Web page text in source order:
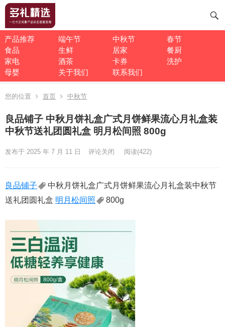
产品推荐 端午节 中秋节
春节
食品
生鲜 居家
餐厨
家电
酒茶 卡券
洗护
母婴
关于我们 联系我们
您的位置 首页 中秋节
良品铺子 中秋月饼礼盒广式月饼鲜果流心月礼盒装
中秋节送礼团圆礼盒 明月松间照 800g
发布于 2025 年 7 月 11 日 评论关闭 阅读(422)
良品铺子
中秋月饼礼盒广式月饼鲜果流心月礼盒装中秋节
送礼团圆礼盒 明月松间照 800g